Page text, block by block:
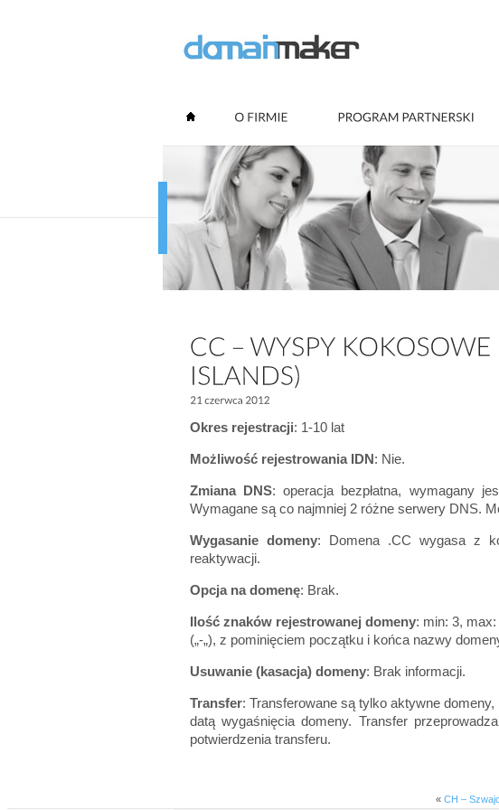
Okres rejestracji: 1-10 lat
Możliwość rejestrowania IDN: Nie.
Zmiana DNS: operacja bezpłatna, wymagany
Wymagane są co najmniej 2 różne serwery DNS.
Wygasanie domeny: Domena .CC wygasa z
reaktywacji.
Opcja na domenę: Brak.
Ilość znaków rejestrowanej domeny: min: 3,
(„-„), z pominięciem początku i końca nazwy
Usuwanie (kasacja) domeny: Brak informacji.
Transfer: Transferowane są tylko aktywne
datą wygaśnięcia domeny. Transfer
potwierdzenia transferu.
«CH –